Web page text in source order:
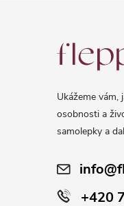
Ukážeme
osobnosti a
samolepky a
+420